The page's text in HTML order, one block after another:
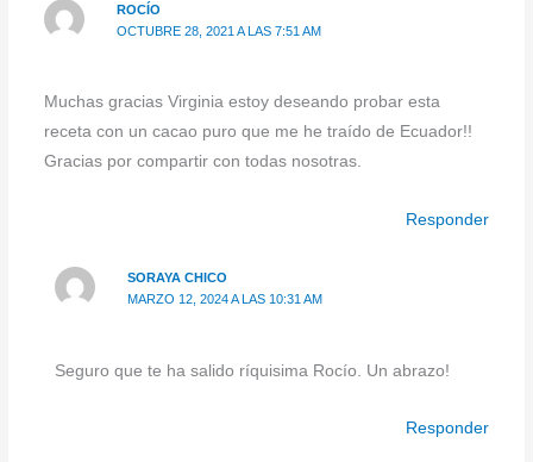
ROCÍO
OCTUBRE 28, 2021 A LAS 7:51 AM
Muchas gracias Virginia estoy deseando probar esta
receta con un cacao puro que me he traído de Ecuador!!
Gracias por compartir con todas nosotras.
Responder
SORAYA CHICO
MARZO 12, 2024 A LAS 10:31 AM
Seguro que te ha salido ríquisima Rocío. Un abrazo!
Responder